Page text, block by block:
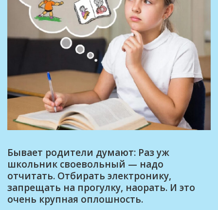
Бывает родители думают: Раз уж
школьник своевольный — надо
отчитать. Отбирать электронику,
запрещать на прогулку, наорать. И это
очень крупная оплошность.